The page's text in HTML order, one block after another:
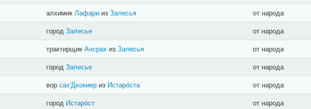
алхимик Лафарииз Залесья от народа
город Залесье от народа
трактирщик Ансрах из Залесья от народа
город Залесье от народа
вор сах'Дхокиериз Истарóста от народа
город Истарóст от народа